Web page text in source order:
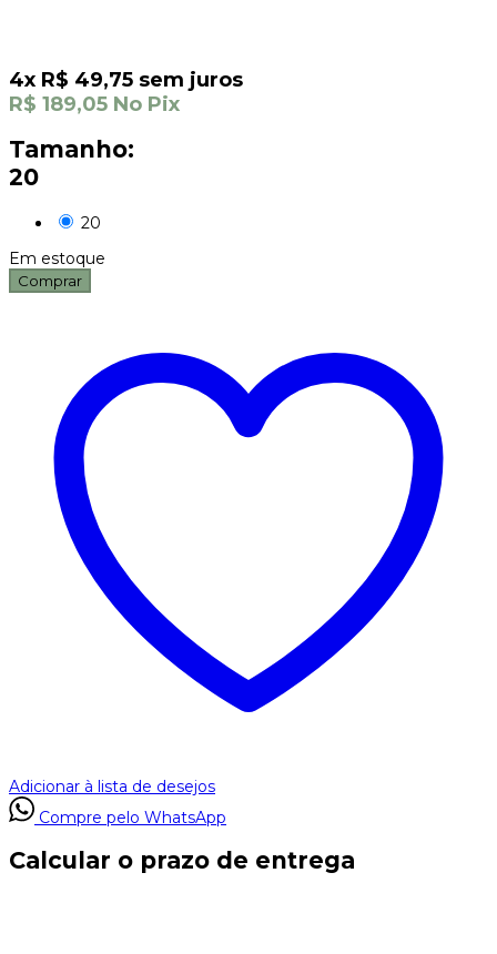
4x R$ 49,75 sem juros
R$ 189,05 No Pix
Tamanho:
20
20
Em estoque
Comprar
Adicionar à lista de desejos
Compre pelo WhatsApp
Calcular o prazo de entrega